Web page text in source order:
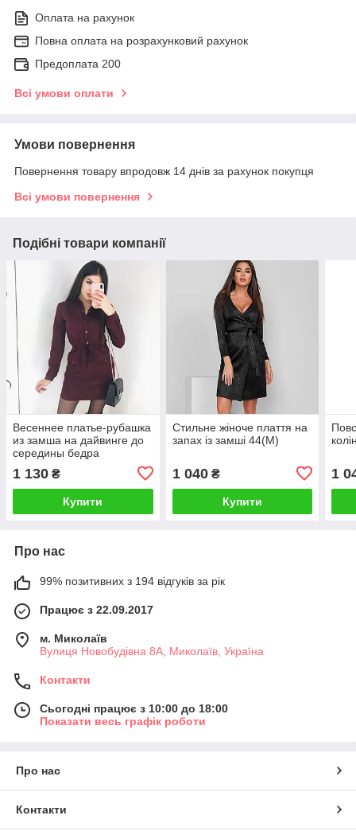
Оплата на рахунок
Повна оплата на розрахунковий рахунок
Предоплата 200
Всі умови оплати
Умови повернення
Повернення товару впродовж 14 днів за рахунок покупця
Всі умови повернення
Подібні товари компанії
Весеннее платье-рубашка
из замша на дайвинге до
середины бедра
1 130 ₴
Купити
Стильне жіноче плаття на
запах із замші 44(М)
1 040₴
Купити
1
Про нас
99% позитивних з 194 відгуків за рік
Працює з 22.09.2017
м. Миколаїв
Вулиця Новобудівна 8А, Миколаїв, Україна
Контакти
Сьогодні працює з 10:00 до 18:00
Показати весь графік роботи
Про нас
Контакти